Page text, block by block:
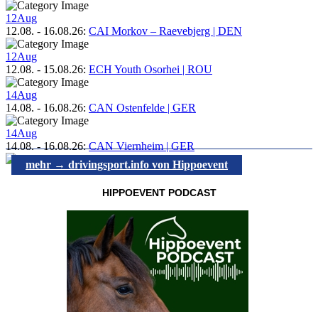
12Aug
12.08. - 16.08.26: CAI Morkov – Raevebjerg | DEN
12Aug
12.08. - 15.08.26: ECH Youth Osorhei | ROU
14Aug
14.08. - 16.08.26: CAN Ostenfelde | GER
14Aug
14.08.-16.08.26:CAN Viernheim | GER
mehr → drivingsport.info von Hippoevent
HIPPOEVENT PODCAST